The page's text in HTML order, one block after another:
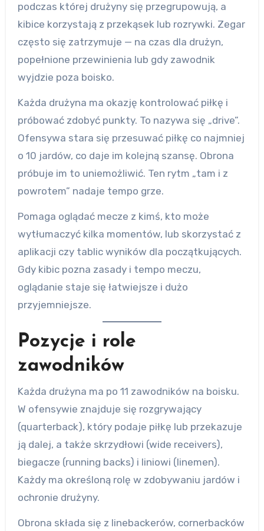
podczas której drużyny się przegrupowują, a
kibice korzystają z przekąsek lub rozrywki. Zegar
często się zatrzymuje — na czas dla drużyn,
popełnione przewinienia lub gdy zawodnik
wyjdzie poza boisko.
Każda drużyna ma okazję kontrolować piłkę i
próbować zdobyć punkty. To nazywa się „drive”.
Ofensywa stara się przesuwać piłkę co najmniej
o 10 jardów, co daje im kolejną szansę. Obrona
próbuje im to uniemożliwić. Ten rytm „tam i z
powrotem” nadaje tempo grze.
Pomaga oglądać mecze z kimś, kto może
wytłumaczyć kilka momentów, lub skorzystać z
aplikacji czy tablic wyników dla początkujących.
Gdy kibic pozna zasady i tempo meczu,
oglądanie staje się łatwiejsze i dużo
przyjemniejsze.
Pozycje i role
zawodników
Każda drużyna ma po 11 zawodników na boisku.
W ofensywie znajduje się rozgrywający
(quarterback), który podaje piłkę lub przekazuje
ją dalej, a także skrzydłowi (wide receivers),
biegacze (running backs) i liniowi (linemen).
Każdy ma określoną rolę w zdobywaniu jardów i
ochronie drużyny.
Obrona składa się z linebackerów, cornerbacków